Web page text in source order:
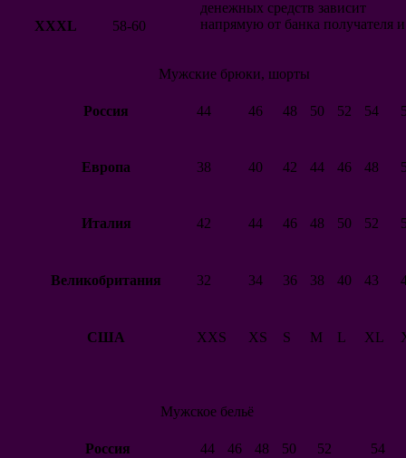
Словакия
Венгрия
Северная Ирландия
Финляндия
Албания
Норвегия
Новая Зеландия
Барселона
Реал Мадрид
Депортиво
Атлетик Бильбао
Реал Сосьедад
Манчестер Юнайтед
XXXL 58-60
Мужские брюки, шорты
Россия 44 46 48 50 52 54
Европа 38 40 42 44 46 48
Италия 42 44 46 48 50 52
Великобритания 32 34 36 38 40 43
США XXS XS S M L XL
Мужское бельё
Россия 44 46 48 50 52 54
денежных средств зависит
напрямую от банка получателя и